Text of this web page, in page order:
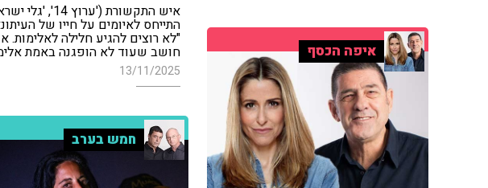
איש התקשורת ('ערוץ 14',
התייחס לאיומים על חייו של
"לא רוצים להגיע חלילה לאלימות.
חושב שעוד לא הופגנה באמת
13/11/2025
איפה הכסף
חמש בערב